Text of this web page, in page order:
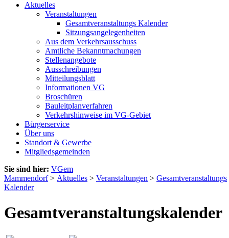
Aktuelles
Veranstaltungen
Gesamtveranstaltungs Kalender
Sitzungsangelegenheiten
Aus dem Verkehrsausschuss
Amtliche Bekanntmachungen
Stellenangebote
Ausschreibungen
Mitteilungsblatt
Informationen VG
Broschüren
Bauleitplanverfahren
Verkehrshinweise im VG-Gebiet
Bürgerservice
Über uns
Standort & Gewerbe
Mitgliedsgemeinden
Sie sind hier: VGem
Mammendorf> Aktuelles > Veranstaltungen > Gesamtveranstaltungs
Kalender
Gesamtveranstaltungskalender